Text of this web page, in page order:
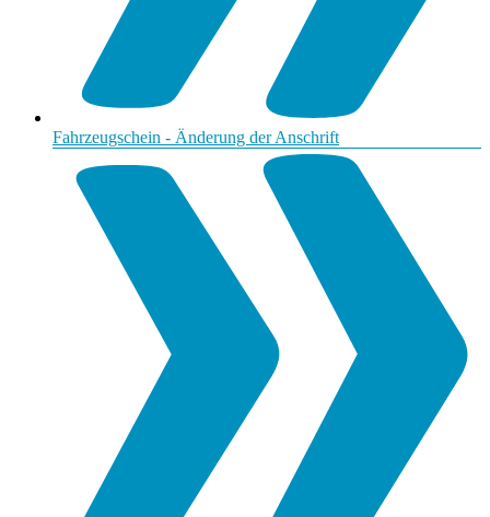
Fahrzeugschein - Änderung der Anschrift